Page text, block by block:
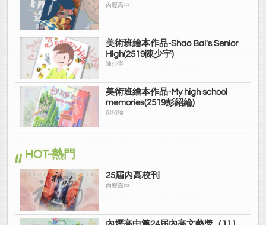
內壢高中
美術班繪本作品-Shao Bai's Senior
High(2519陳少宇)
陳少宇
美術班繪本作品-My high school
memories(2519彭紹綸)
彭紹綸
HOT-熱門
25屆內高校刊
內壢高中